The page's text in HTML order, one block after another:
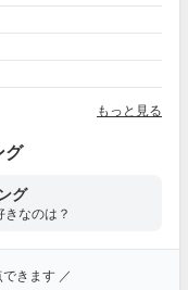
もっと見る
グ
グ
なのは？
きます ／